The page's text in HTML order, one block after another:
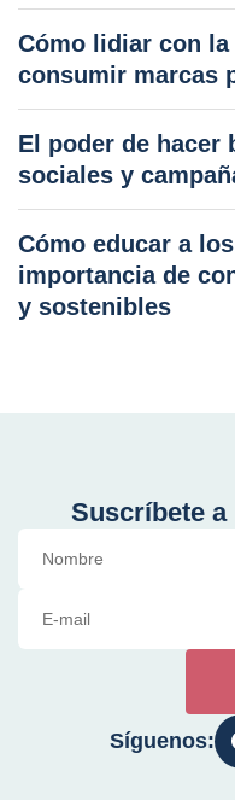
Cómo lidiar con
consumir marcas
El poder de hacer
sociales y
Cómo educar a
importancia de
y sostenibles
Suscríbete
Síguenos: